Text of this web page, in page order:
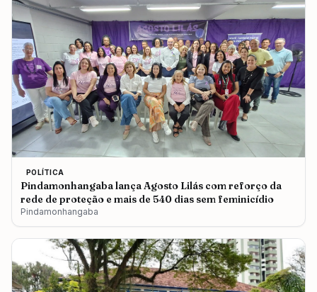
POLÍTICA
Pindamonhangaba lança Agosto Lilás com reforço da
rede de proteção e mais de 540 dias sem feminicídio
Pindamonhangaba